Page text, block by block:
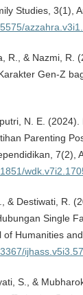
Studies, 3(1),
R., & Nazmi, R.
Gen-Z
N. E.
Parenting
7(2),
& Destiwati, R.
Single
Humanities
S., &